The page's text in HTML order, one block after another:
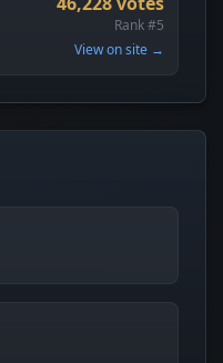
Rank #5
View on site →